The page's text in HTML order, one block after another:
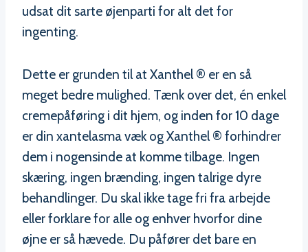
udsat dit sarte øjenparti for alt det for
ingenting.
Dette er grunden til at Xanthel ® er en så
meget bedre mulighed. Tænk over det, én enkel
cremepåføring i dit hjem, og inden for 10 dage
er din xantelasma væk og Xanthel ® forhindrer
dem i nogensinde at komme tilbage. Ingen
skæring, ingen brænding, ingen talrige dyre
behandlinger. Du skal ikke tage fri fra arbejde
eller forklare for alle og enhver hvorfor dine
øjne er så hævede. Du påfører det bare en